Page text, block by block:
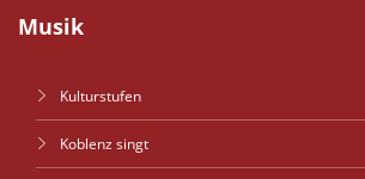
Musik
Kulturstufen
Koblenz singt